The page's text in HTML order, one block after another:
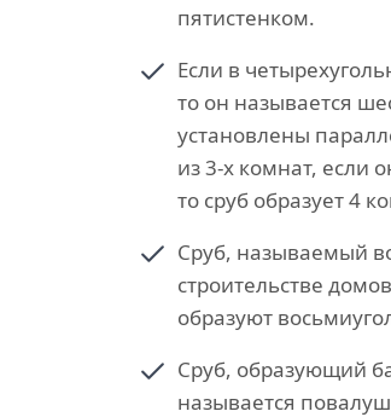
пятистенком.
Если в
то он называется
установлены
из 3-х комнат, если
то сруб образует 4
Сруб, называемый
строительстве
образуют
Сруб, образующий
называется